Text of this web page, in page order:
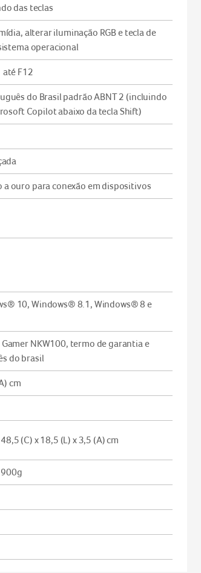
das teclas
alterar iluminação RGB e tecla de
operacional
até F12
do Brasil padrão ABNT 2 (incluindo
Copilot abaixo da tecla Shift)
a ouro para conexão em dispositivos
10, Windows® 8.1, Windows® 8 e
NKW100, termo de garantia e
do brasil
cm
(C) x 18,5 (L) x 3,5 (A) cm